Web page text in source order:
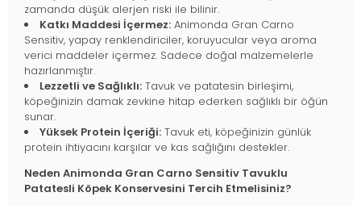
zamanda düşük alerjen riski ile bilinir.
Katkı Maddesi İçermez: Animonda Gran Carno
Sensitiv, yapay renklendiriciler, koruyucular veya aroma
verici maddeler içermez. Sadece doğal malzemelerle
hazırlanmıştır.
Lezzetli ve Sağlıklı: Tavuk ve patatesin birleşimi,
köpeğinizin damak zevkine hitap ederken sağlıklı bir öğün
sunar.
Yüksek Protein İçeriği: Tavuk eti, köpeğinizin günlük
protein ihtiyacını karşılar ve kas sağlığını destekler.
Neden Animonda Gran Carno Sensitiv Tavuklu
Patatesli Köpek Konservesini Tercih Etmelisiniz?